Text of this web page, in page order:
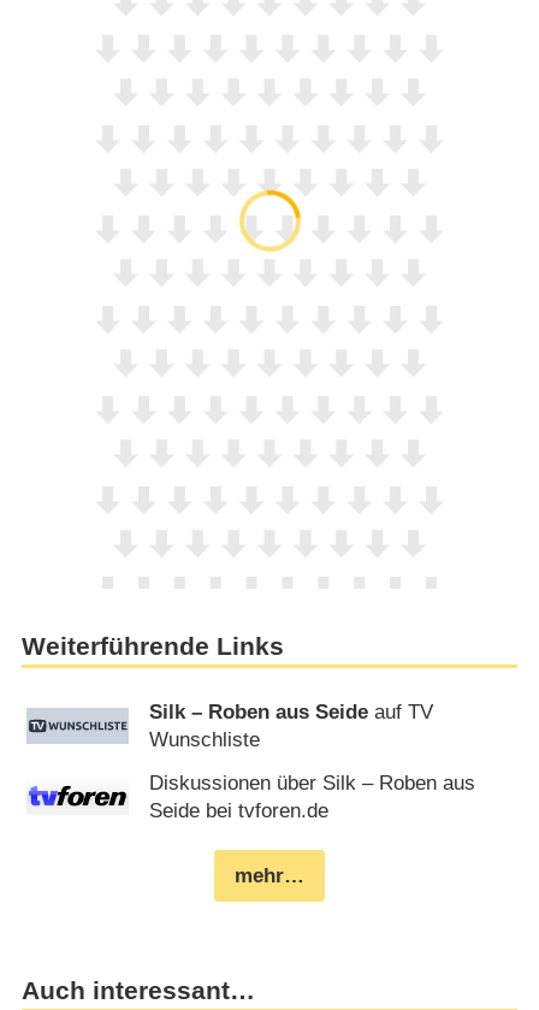
Weiterführende Links
Silk – Roben aus Seide auf TV
Wunschliste
Diskussionen über Silk – Roben aus
Seide bei tvforen.de
mehr…
Auch interessant…